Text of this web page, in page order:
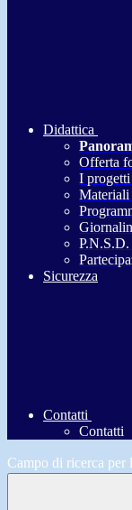
Didattica
Offerta
I progetti
Materiali
Sicurezza
Contatti
Contatti
Campo di ricerca per